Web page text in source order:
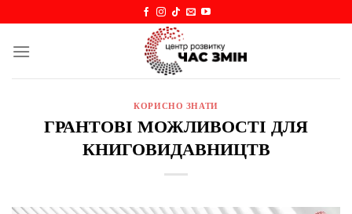
content
КОРИСНО ЗНАТИ
ГРАНТОВІ МОЖЛИВОСТІ ДЛЯ
КНИГОВИДАВНИЦТВ